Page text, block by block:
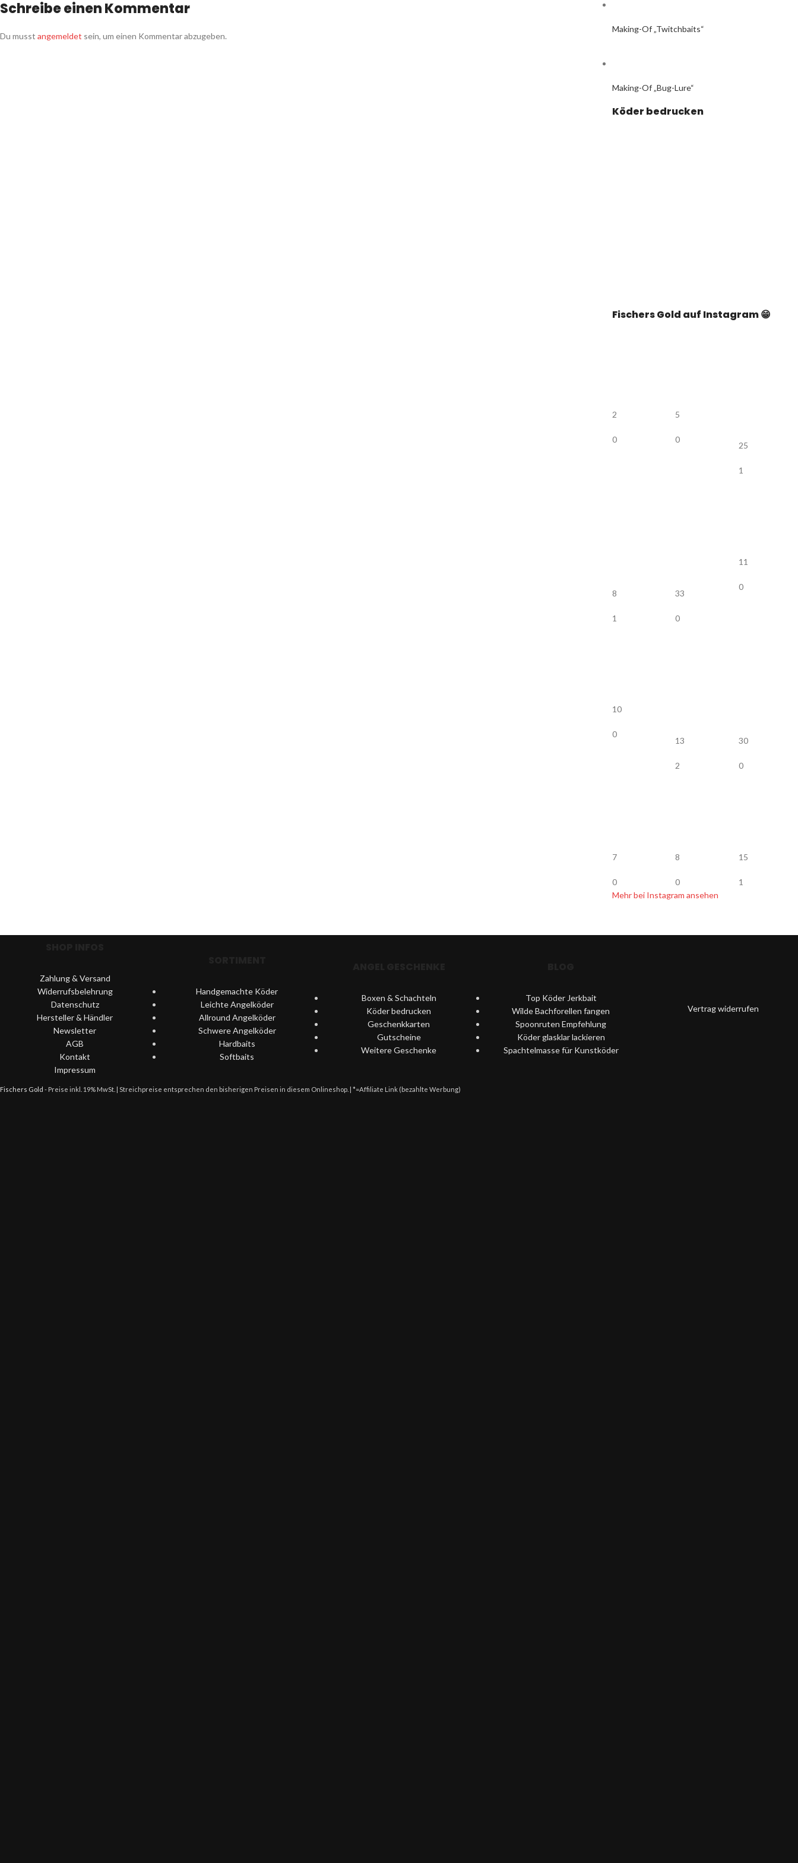
Schreibe einen Kommentar
Du musst angemeldet sein, um einen Kommentar abzugeben.
Making-Of „Twitchbaits“
Making-Of „Bug-Lure“
Köder bedrucken
Fischers Gold auf Instagram 😁
2
0
5
0
25
1
8
1
33
0
11
0
10
0
13
2
30
0
7
0
8
0
15
1
Mehr bei Instagram ansehen
Zahlung & Versand
Widerrufsbelehrung
Datenschutz
Hersteller & Händler
Newsletter
AGB
Kontakt
Impressum
Handgemachte Köder
Leichte Angelköder
Allround Angelköder
Schwere Angelköder
Hardbaits
Softbaits
Boxen & Schachteln
Köder bedrucken
Geschenkkarten
Gutscheine
Weitere Geschenke
Top Köder Jerkbait
Wilde Bachforellen fangen
Spoonruten Empfehlung
Köder glasklar lackieren
Spachtelmasse für Kunstköder
Vertrag widerrufen
Fischers Gold - Preise inkl. 19% MwSt. | Streichpreise entsprechen den bisherigen Preisen in diesem Onlineshop. | *=Affiliate Link (bezahlte Werbung)